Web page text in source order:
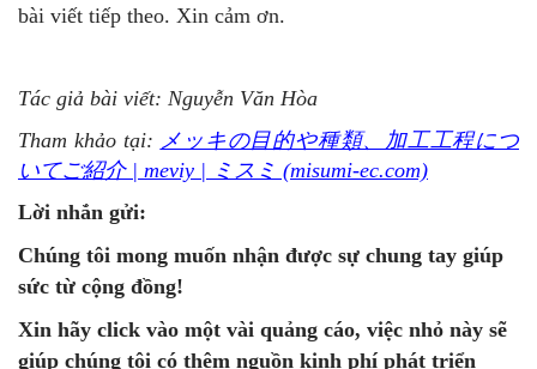
bài viết tiếp theo. Xin cảm ơn.
Tác giả bài viết: Nguyễn Văn Hòa
Tham khảo tại: メッキの目的や種類、加工工程につ
いてご紹介 | meviy | ミスミ (misumi-ec.com)
Lời nhắn gửi:
Chúng tôi mong muốn nhận được sự chung tay giúp
sức từ cộng đồng!
Xin hãy click vào một vài quảng cáo, việc nhỏ này sẽ
giúp chúng tôi có thêm nguồn kinh phí phát triển